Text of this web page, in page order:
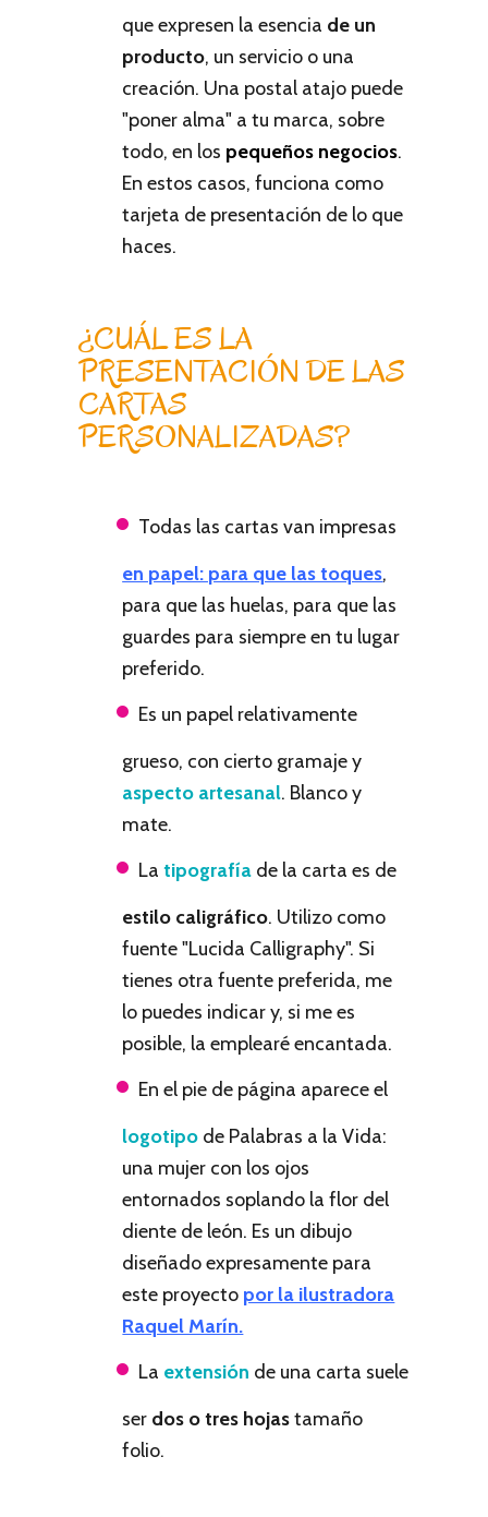
que expresen la esencia de un
producto, un servicio o una
creación. Una postal atajo puede
"poner alma" a tu marca, sobre
todo, en los pequeños negocios.
En estos casos, funciona como
tarjeta de presentación de lo que
haces.
¿CUÁL ES LA
PRESENTACIÓN DE LAS
CARTAS
PERSONALIZADAS?
Todas las cartas van impresas
en papel: para que las toques,
para que las huelas, para que las
guardes para siempre en tu lugar
preferido.
Es un papel relativamente
grueso, con cierto gramaje y
aspecto artesanal. Blanco y
mate.
La tipografía de la carta es de
estilo caligráfico. Utilizo como
fuente "Lucida Calligraphy". Si
tienes otra fuente preferida, me
lo puedes indicar y, si me es
posible, la emplearé encantada.
En el pie de página aparece el
logotipo de Palabras a la Vida:
una mujer con los ojos
entornados soplando la flor del
diente de león. Es un dibujo
diseñado expresamente para
este proyecto por la ilustradora
Raquel Marín.
La extensión de una carta suele
ser dos o tres hojastamaño
folio.